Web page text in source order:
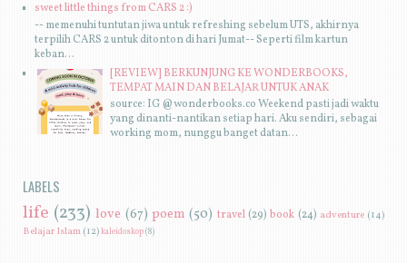
sweet little things from CARS 2 :)
-- memenuhi tuntutan jiwa untuk refreshing sebelum UTS, akhirnya
terpilih CARS 2 untuk ditonton di hari Jumat-- Seperti film kartun
keban...
[REVIEW] BERKUNJUNG KE WONDERBOOKS,
TEMPAT MAIN DAN BELAJAR UNTUK ANAK
source: IG @wonderbooks.co Weekend pasti jadi waktu
yang dinanti-nantikan setiap hari. Aku sendiri, sebagai
working mom, nunggu banget datan...
LABELS
life (233) love (67) poem (50) travel (29) book (24) adventure (14)
Belajar Islam (12)kaleidoskop(8)